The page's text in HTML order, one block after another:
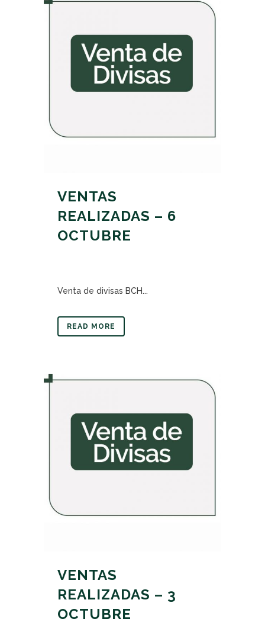
VENTAS
REALIZADAS – 6
OCTUBRE
Venta de divisas BCH...
READ MORE
VENTAS
REALIZADAS – 3
OCTUBRE